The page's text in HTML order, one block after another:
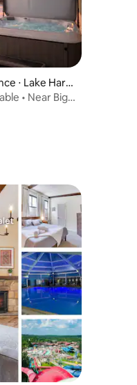
⋅ Lake Harm
• Near Big
: 4,95 sur 5